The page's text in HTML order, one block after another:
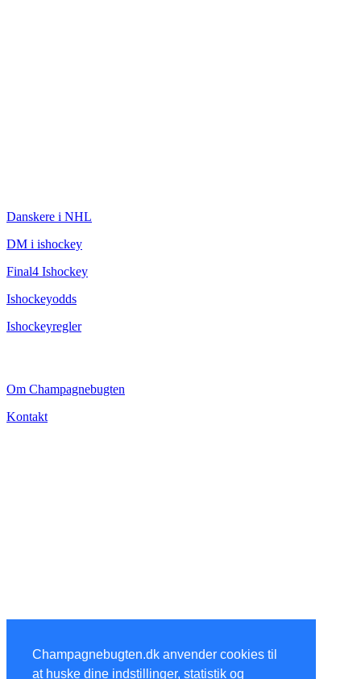
Champagnebugten.dk anvender cookies til
at huske dine indstillinger, statistik og
Danskere i NHL
DM i ishockey
Final4 Ishockey
Ishockeyodds
Ishockeyregler
Om Champagnebugten
Kontakt